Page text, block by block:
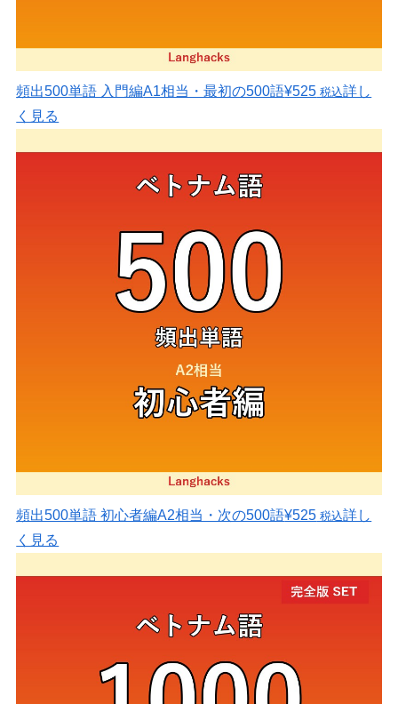
頻出500単語 入門編A1相当・最初の500語¥525 税込詳し
く見る
頻出500単語 初心者編A2相当・次の500語¥525 税込詳し
く見る